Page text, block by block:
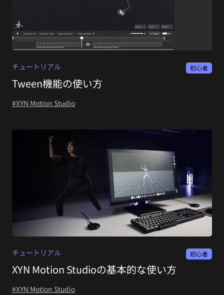
チュートリアル 初心者
Tween機能の使い方
#XYN Motion Studio
チュートリアル 初心者
XYN Motion Studioの基本的な使い方
#XYN Motion Studio